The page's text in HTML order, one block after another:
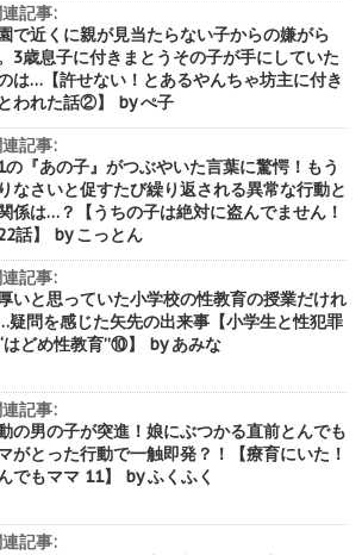
記事:
で近くに親が見当たらない子からの嫌がら
3歳息子に付きまとうその子が手にしていた
は…【許せない！とあるやんちゃ坊主に付き
われた話②】 by ぺ子
記事:
の『あの子』がつぶやいた言葉に驚愕！もう
なさいと促すたび繰り返される異常な行動と
係は…？【うちの子は絶対に盗んでません！
話】 by こっとん
記事:
いと思っていた小学校の性教育の授業だけれ
疑問を感じた矢先の出来事【小学生と性犯罪
はどめ性教育”⑩】 by あみな
記事:
の男の子が突進！娘にぶつかる直前とんでも
がとった行動で一触即発？！【療育にいた！
でもママ 11】 by ふくふく
記事: